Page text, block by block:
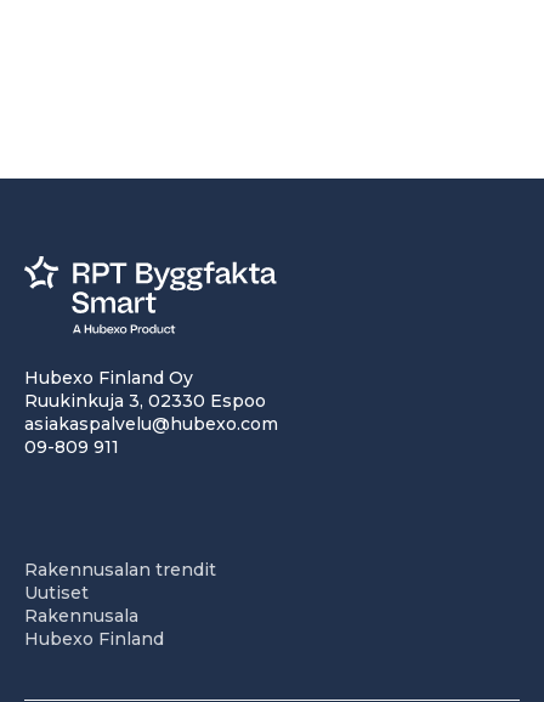
Hubexo Finland Oy
Ruukinkuja 3, 02330 Espoo
asiakaspalvelu@hubexo.com
09-809 911
Rakennusalan trendit
Uutiset
Rakennusala
Hubexo Finland